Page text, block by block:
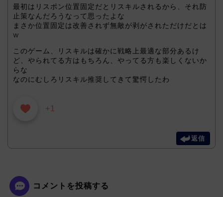
最初はリスポン位置固定だとリスキルされるから、それ防
止策なんだろうなって思ったよな
まさか位置固定は改善されず無敵が剥がされただけだとは
w
このゲーム、リスキルは確かに戦略上最適な部分あるけ
ど、やられてる方はもちろん、やってる方も楽しくないか
らな
なのにむしろリスキル推奨してきて驚愕したわ
+1
返信
コメントを投稿する